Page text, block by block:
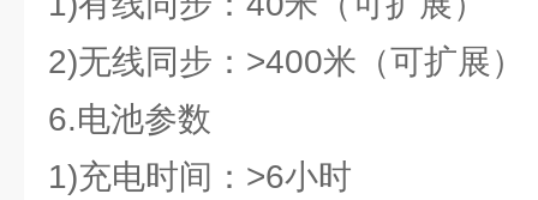
2)无线同步：>400米（可扩展）
6.电池参数
1)充电时间：>6小时